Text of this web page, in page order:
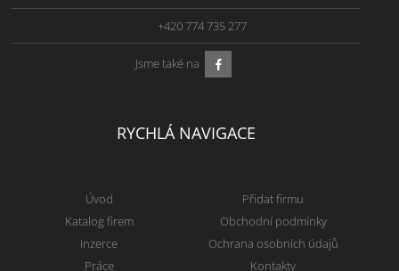
+420 774 735 277
Jsme také na
RYCHLÁ NAVIGACE
Úvod
Katalog firem
Inzerce
Práce
Přidat firmu
Obchodní podmínky
Ochrana osobních údajů
Kontakty